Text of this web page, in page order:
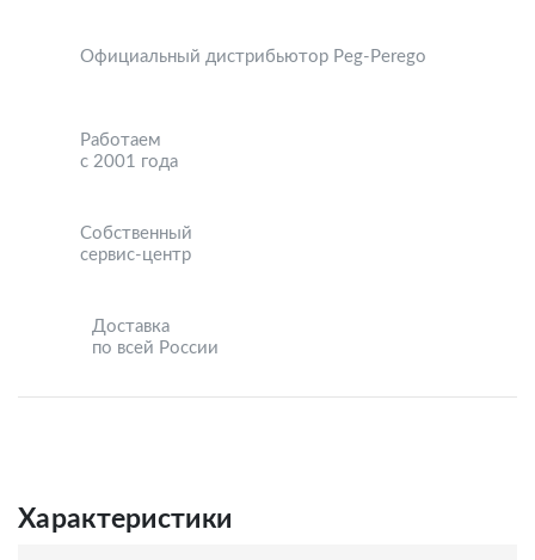
Официальный дистрибьютор Peg-Perego
Работаем
с 2001 года
Собственный
сервис-центр
Доставка
по всей России
Характеристики